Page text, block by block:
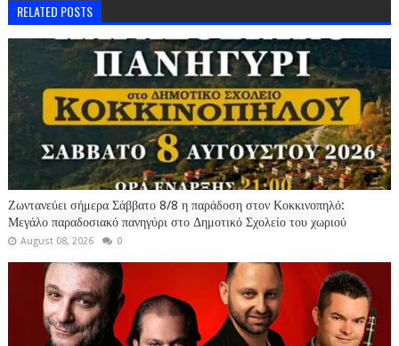
RELATED POSTS
Ζωντανεύει σήμερα Σάββατο 8/8 η παράδοση στον Κοκκινοπηλό:
Μεγάλο παραδοσιακό πανηγύρι στο Δημοτικό Σχολείο του χωριού
August 08, 2026 0